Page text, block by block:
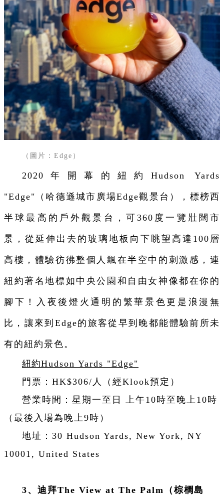
（圖片：Edge）
2020年開幕的紐約Hudson Yards
"Edge"（哈德遜城市廣場Edge觀景台），標榜西
半球最高的戶外觀景台，可360度一覽壯闊市
景，從延伸出去的玻璃地板向下眺望高達100層
高樓，體驗彷彿整個人飄在半空中的刺激感，連
紐約著名地標如中央公園和自由女神像都在你的
腳下！入夜後燈火通明的繁華景色更是浪漫無
比，讓來到Edge的旅客從早到晚都能體驗前所未
有的紐約景色。
紐約Hudson Yards "Edge"
門票：HK$306/人（經Klook預定）
營業時間：星期一至日 上午10時至晚上10時
（最後入場為晚上9時）
地址：30 Hudson Yards, New York, NY
10001, United States
3、迪拜The View at The Palm（棕櫚島